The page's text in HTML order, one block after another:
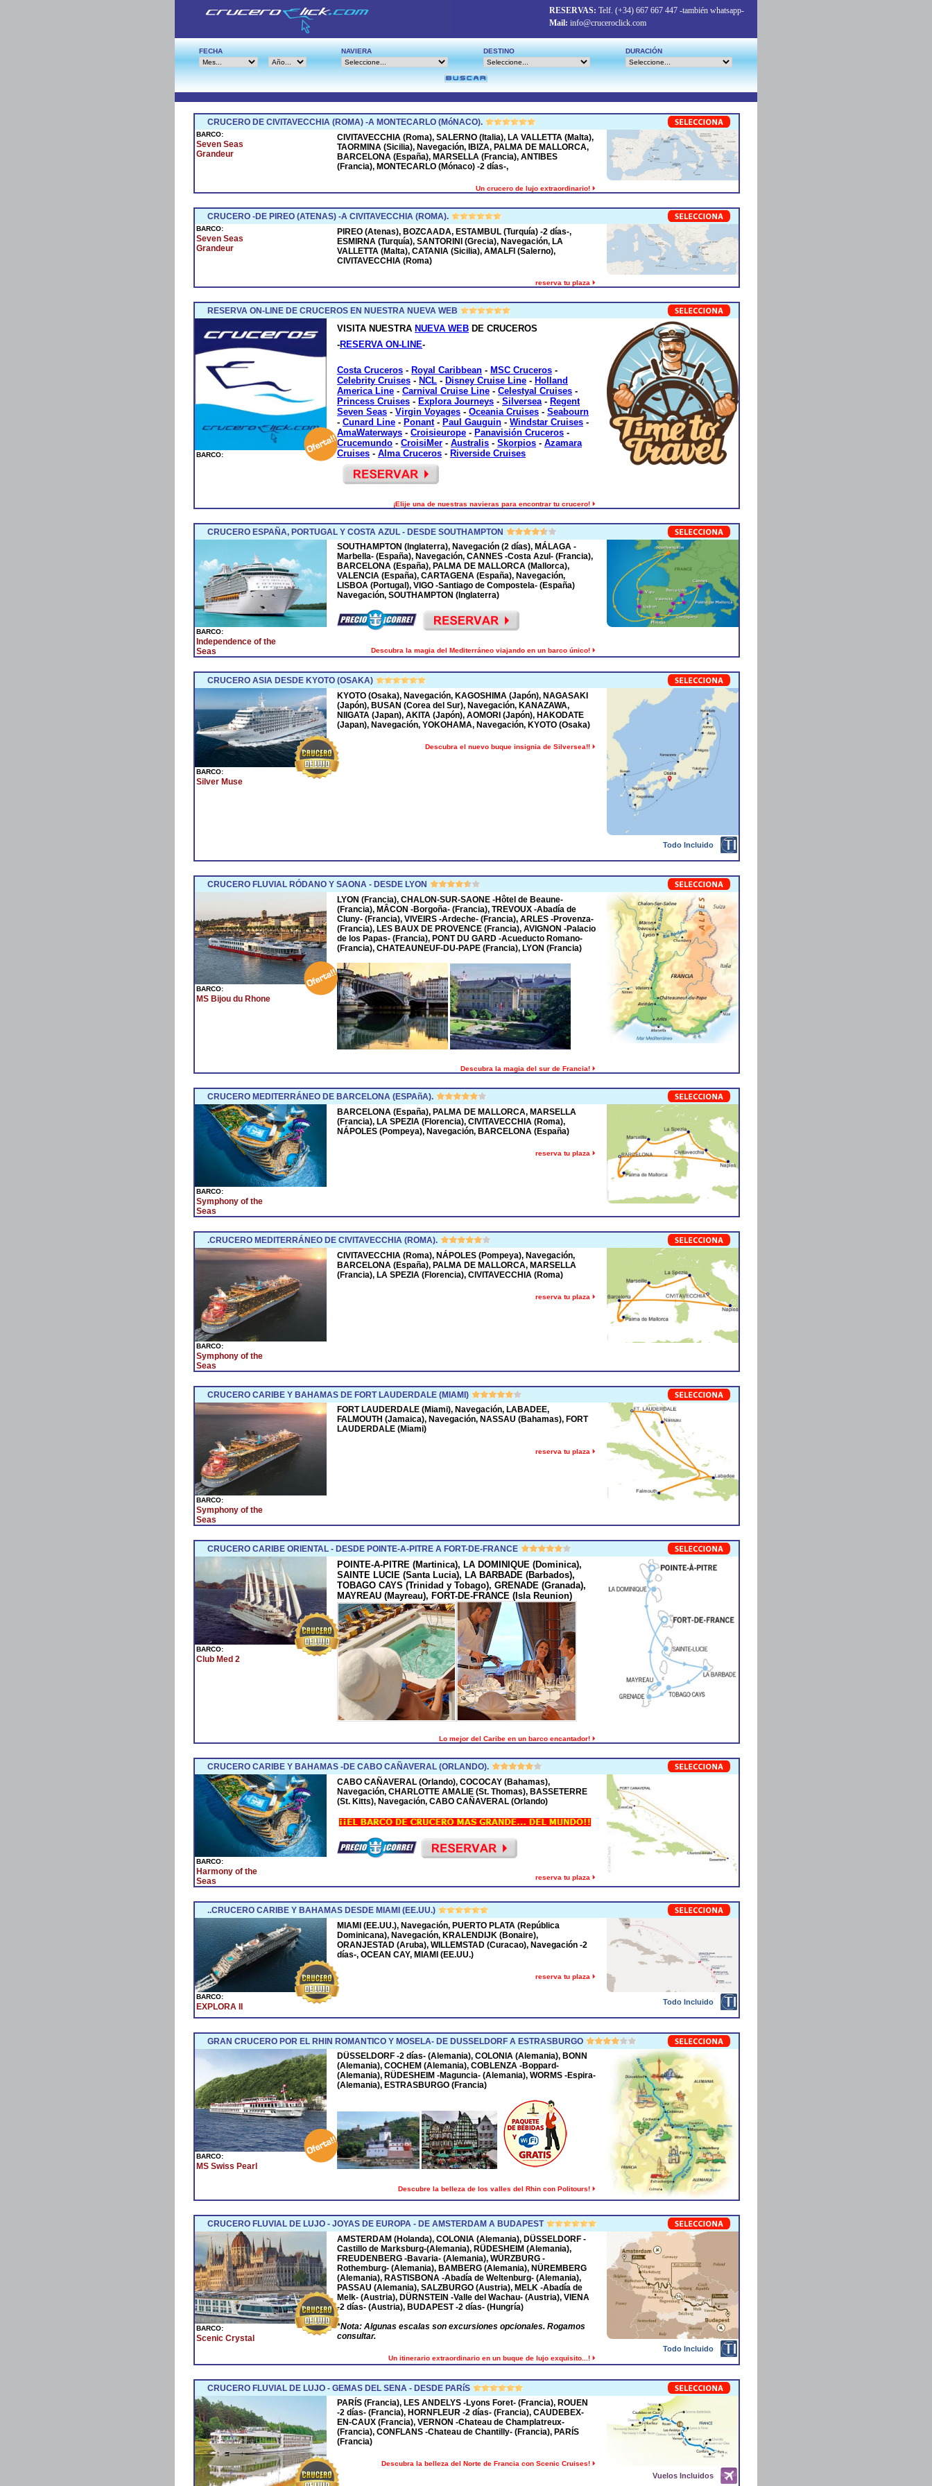
RESERVAS: Telf. (+34) 667 667 447 -también whatsapp-
Mail: info@cruceroclick.com
FECHA NAVIERA DESTINO DURACIÓN
CRUCERO DE CIVITAVECCHIA (ROMA) -A MONTECARLO (MóNACO).
BARCO:
Seven Seas
Grandeur
CIVITAVECCHIA (Roma), SALERNO (Italia), LA VALLETTA (Malta),
TAORMINA (Sicilia), Navegación, IBIZA, PALMA DE MALLORCA,
BARCELONA (España), MARSELLA (Francia), ANTIBES
(Francia), MONTECARLO (Mónaco) -2 días-,
Un crucero de lujo extraordinario!
CRUCERO -DE PIREO (ATENAS) -A CIVITAVECCHIA (ROMA).
BARCO:
Seven Seas
Grandeur
PIREO (Atenas), BOZCAADA, ESTAMBUL (Turquía) -2 días-,
ESMIRNA (Turquía), SANTORINI (Grecia), Navegación, LA
VALLETTA (Malta), CATANIA (Sicilia), AMALFI (Salerno),
CIVITAVECCHIA (Roma)
reserva tu plaza
RESERVA ON-LINE DE CRUCEROS EN NUESTRA NUEVA WEB
BARCO:
VISITA NUESTRA NUEVA WEB DE CRUCEROS
-RESERVA ON-LINE-
Costa Cruceros - Royal Caribbean - MSC Cruceros -
Celebrity Cruises - NCL - Disney Cruise Line - Holland
America Line - Carnival Cruise Line - Celestyal Cruises -
Princess Cruises - Explora Journeys - Silversea- Regent
Seven Seas - Virgin Voyages - Oceania Cruises - Seabourn
- Cunard Line - Ponant- Paul Gauguin - Windstar Cruises -
AmaWaterways - Croisieurope - Panavisión Cruceros -
Crucemundo - CroisiMer - Australis - Skorpios - Azamara
Cruises - Alma Cruceros - Riverside Cruises
¡Elije una de nuestras navieras para encontrar tu crucero!
CRUCERO ESPAÑA, PORTUGAL Y COSTA AZUL - DESDE SOUTHAMPTON
BARCO:
Independence of the
Seas
SOUTHAMPTON (Inglaterra), Navegación (2 días), MÁLAGA -
Marbella- (España), Navegación, CANNES -Costa Azul- (Francia),
BARCELONA (España), PALMA DE MALLORCA (Mallorca),
VALENCIA (España), CARTAGENA (España), Navegación,
LISBOA (Portugal), VIGO -Santiago de Compostela- (España)
Navegación, SOUTHAMPTON (Inglaterra)
Descubra la magia del Mediterráneo viajando en un barco único!
CRUCERO ASIA DESDE KYOTO (OSAKA)
BARCO:
Silver Muse
KYOTO (Osaka), Navegación, KAGOSHIMA (Japón), NAGASAKI
(Japón), BUSAN (Corea del Sur), Navegación, KANAZAWA,
NIIGATA (Japan), AKITA (Japón), AOMORI (Japón), HAKODATE
(Japan), Navegación, YOKOHAMA, Navegación, KYOTO (Osaka)
Descubra el nuevo buque insignia de Silversea!!
Todo Incluido
CRUCERO FLUVIAL RÓDANO Y SAONA - DESDE LYON
BARCO:
MS Bijou du Rhone
LYON (Francia), CHALON-SUR-SAONE -Hôtel de Beaune-
(Francia), MÂCON -Borgoña- (Francia), TREVOUX -Abadía de
Cluny- (Francia), VIVEIRS -Ardeche- (Francia), ARLES -Provenza-
(Francia), LES BAUX DE PROVENCE (Francia), AVIGNON -Palacio
de los Papas- (Francia), PONT DU GARD -Acueducto Romano-
(Francia), CHATEAUNEUF-DU-PAPE (Francia), LYON (Francia)
Descubra la magia del sur de Francia!
CRUCERO MEDITERRÁNEO DE BARCELONA (ESPAñA).
BARCO:
Symphony of the
Seas
BARCELONA (España), PALMA DE MALLORCA, MARSELLA
(Francia), LA SPEZIA (Florencia), CIVITAVECCHIA (Roma),
NÁPOLES (Pompeya), Navegación, BARCELONA (España)
reserva tu plaza
.CRUCERO MEDITERRÁNEO DE CIVITAVECCHIA (ROMA).
BARCO:
Symphony of the
Seas
CIVITAVECCHIA (Roma), NÁPOLES (Pompeya), Navegación,
BARCELONA (España), PALMA DE MALLORCA, MARSELLA
(Francia), LA SPEZIA (Florencia), CIVITAVECCHIA (Roma)
reserva tu plaza
CRUCERO CARIBE Y BAHAMAS DE FORT LAUDERDALE (MIAMI)
BARCO:
Symphony of the
Seas
FORT LAUDERDALE (Miami), Navegación, LABADEE,
FALMOUTH (Jamaica), Navegación, NASSAU (Bahamas), FORT
LAUDERDALE (Miami)
reserva tu plaza
CRUCERO CARIBE ORIENTAL - DESDE POINTE-A-PITRE A FORT-DE-FRANCE
BARCO:
Club Med 2
POINTE-A-PITRE (Martinica), LA DOMINIQUE (Dominica),
SAINTE LUCIE (Santa Lucia), LA BARBADE (Barbados),
TOBAGO CAYS (Trinidad y Tobago), GRENADE (Granada),
MAYREAU (Mayreau), FORT-DE-FRANCE (Isla Reunion)
Lo mejor del Caribe en un barco encantador!
CRUCERO CARIBE Y BAHAMAS -DE CABO CAÑAVERAL (ORLANDO).
BARCO:
Harmony of the
Seas
CABO CAÑAVERAL (Orlando), COCOCAY (Bahamas),
Navegación, CHARLOTTE AMALIE (St. Thomas), BASSETERRE
(St. Kitts), Navegación, CABO CAÑAVERAL (Orlando)
reserva tu plaza
..CRUCERO CARIBE Y BAHAMAS DESDE MIAMI (EE.UU.)
BARCO:
EXPLORA II
MIAMI (EE.UU.), Navegación, PUERTO PLATA (República
Dominicana), Navegación, KRALENDIJK (Bonaire),
ORANJESTAD (Aruba), WILLEMSTAD (Curacao), Navegación -2
días-, OCEAN CAY, MIAMI (EE.UU.)
reserva tu plaza
Todo Incluido
GRAN CRUCERO POR EL RHIN ROMANTICO Y MOSELA- DE DUSSELDORF A ESTRASBURGO
BARCO:
MS Swiss Pearl
DÜSSELDORF -2 días- (Alemania), COLONIA (Alemania), BONN
(Alemania), COCHEM (Alemania), COBLENZA -Boppard-
(Alemania), RÜDESHEIM -Maguncia- (Alemania), WORMS -Espira-
(Alemania), ESTRASBURGO (Francia)
Descubre la belleza de los valles del Rhin con Politours!
CRUCERO FLUVIAL DE LUJO - JOYAS DE EUROPA - DE AMSTERDAM A BUDAPEST
BARCO:
Scenic Crystal
AMSTERDAM (Holanda), COLONIA (Alemania), DÜSSELDORF -
Castillo de Marksburg-(Alemania), RÜDESHEIM (Alemania),
FREUDENBERG -Bavaria- (Alemania), WÜRZBURG -
Rothemburg- (Alemania), BAMBERG (Alemania), NÜREMBERG
(Alemania), RASTISBONA -Abadía de Weltenburg- (Alemania),
PASSAU (Alemania), SALZBURGO (Austria), MELK -Abadía de
Melk- (Austria), DÜRNSTEIN -Valle del Wachau- (Austria), VIENA
-2 días- (Austria), BUDAPEST-2 días- (Hungría)
*Nota: Algunas escalas son excursiones opcionales. Rogamos
consultar.
Un itinerario extraordinario en un buque de lujo exquisito...!
Todo Incluido
CRUCERO FLUVIAL DE LUJO - GEMAS DEL SENA - DESDE PARíS
PARÍS (Francia), LES ANDELYS -Lyons Foret- (Francia), ROUEN
-2 días- (Francia), HORNFLEUR -2 días- (Francia), CAUDEBEX-
EN-CAUX (Francia), VERNON -Chateau de Champlatreux-
(Francia), CONFLANS -Chateau de Chantilly- (Francia), PARÍS
(Francia)
Descubra la belleza del Norte de Francia con Scenic Cruises!
Vuelos Incluidos